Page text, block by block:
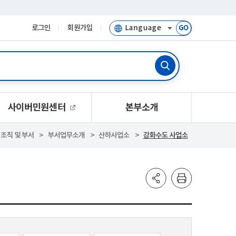
로그인 회원가입 GO
사이버민원센터 본부소개
조직 및 부서 부서업무소개 산하사업소 강화수도 사업소